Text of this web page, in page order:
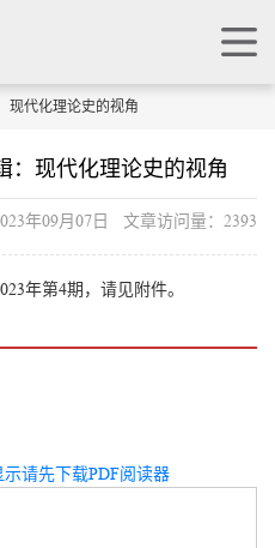
现代化理论史的视角
：现代化理论史的视角
年09月07日 文章访问量：2393
年第4期，请见附件。
请先下载PDF阅读器